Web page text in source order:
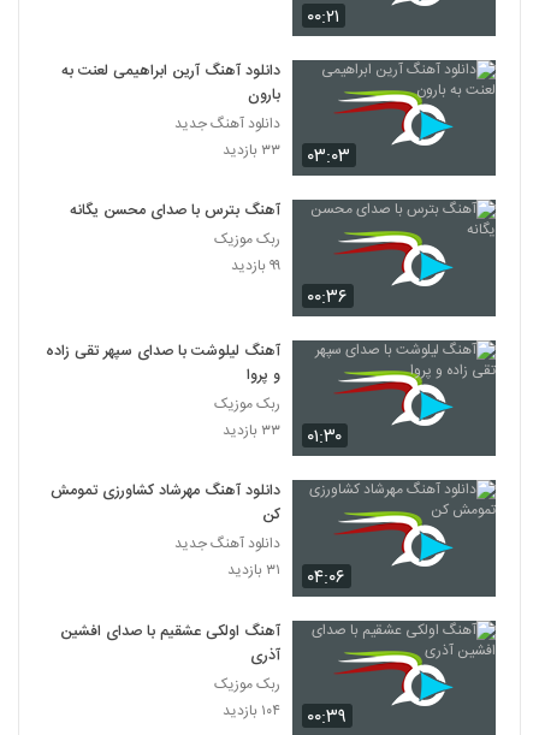
۰۰:۲۱
۰۳:۰۳
دانلود آهنگ آرین ابراهیمی لعنت به
بارون
دانلود آهنگ جدید
۳۳ بازدید
۰۰:۳۶
آهنگ بترس با صدای محسن یگانه
ربک موزیک
۹۹ بازدید
۰۱:۳۰
آهنگ لیلوشت با صدای سپهر تقی زاده
و پروا
ربک موزیک
۳۳ بازدید
۰۴:۰۶
دانلود آهنگ مهرشاد کشاورزی تمومش
کن
دانلود آهنگ جدید
۳۱ بازدید
۰۰:۳۹
آهنگ اولکی عشقیم با صدای افشین
آذری
ربک موزیک
۱۰۴ بازدید